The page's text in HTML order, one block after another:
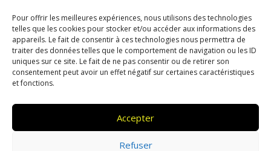
Pour offrir les meilleures expériences, nous utilisons des technologies
telles que les cookies pour stocker et/ou accéder aux informations des
appareils. Le fait de consentir à ces technologies nous permettra de
traiter des données telles que le comportement de navigation ou les ID
uniques sur ce site. Le fait de ne pas consentir ou de retirer son
consentement peut avoir un effet négatif sur certaines caractéristiques
et fonctions.
Accepter
Refuser
LA CARROSSERIE
SOS ACCIDENT
MENTIONS LÉGALES
POLITIQUE DE CONFIDENTIALITÉ